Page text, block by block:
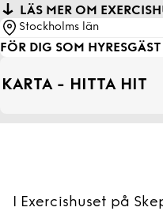
LÄS MER OM
Stockholms län
FÖR DIG SOM HYRESGÄST
KARTA - HITTA HIT
I Exercishuset på